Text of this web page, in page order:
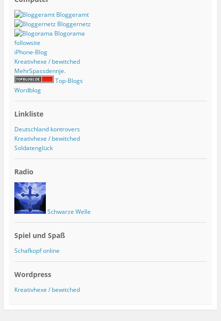
Bloggeramt
Bloggernetz
Blogorama
followsite
iPhone-Blog
Kreativhexe / bewitched
MehrSpassdennje.
Top-Blogs
Wordblog
Linkliste
Deutschland kontrovers
Kreativhexe / bewitched
Soldatenglück
Radio
Schwarze Welle
Spiel und Spaß
Schafkopf online
Wordpress
Kreativhexe / bewitched